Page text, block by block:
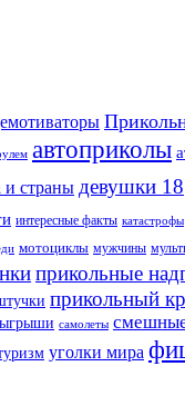
автоприколы
и страны девушки 18
интересные факты катастрофы
мотоциклы мужчины
прикольные
прикольный
самолеты
уголки мира